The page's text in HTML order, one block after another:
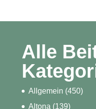
Alle
Allgemein (450)
Altona (139)